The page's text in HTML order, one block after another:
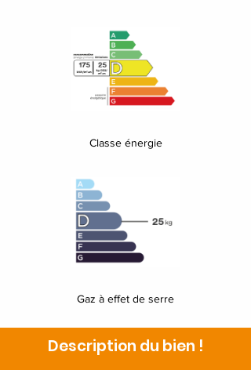
Classe énergie
Gaz à effet de serre
Description du bien !